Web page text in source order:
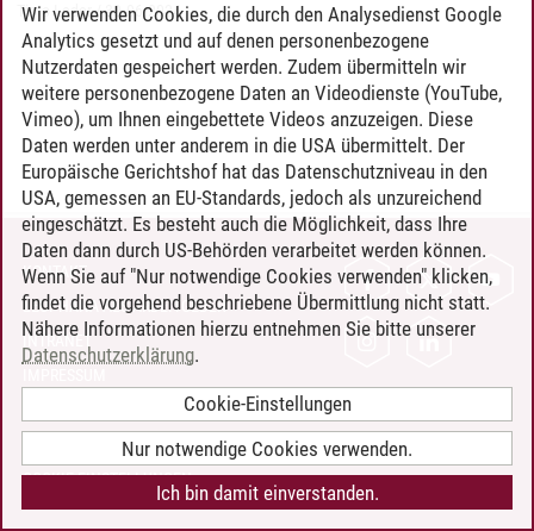
Timo Leder/30.06.2024
KONTAKT
LEUPHANA ALS ARBEITGEBER
INTRANET
BARRIEREFREIHEIT
COOKIE-EINSTELLUNGEN
Wir verwenden Cookies, die durch den Analysedienst Google
Analytics gesetzt und auf denen personenbezogene
Nutzerdaten gespeichert werden. Zudem übermitteln wir
weitere personenbezogene Daten an Videodienste (YouTube,
Vimeo), um Ihnen eingebettete Videos anzuzeigen. Diese
Daten werden unter anderem in die USA übermittelt. Der
Europäische Gerichtshof hat das Datenschutzniveau in den
USA, gemessen an EU-Standards, jedoch als unzureichend
eingeschätzt. Es besteht auch die Möglichkeit, dass Ihre
Daten dann durch US-Behörden verarbeitet werden können.
Wenn Sie auf "Nur notwendige Cookies verwenden" klicken,
findet die vorgehend beschriebene Übermittlung nicht statt.
Nähere Informationen hierzu entnehmen Sie bitte unserer
Datenschutzerklärung.
Cookie-Einstellungen
Nur notwendige Cookies verwenden.
Ich bin damit einverstanden.